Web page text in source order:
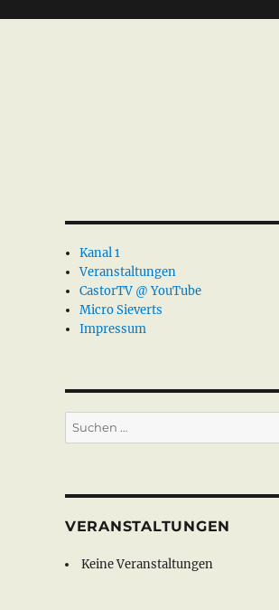
Kanal 1
Veranstaltungen
CastorTV @ YouTube
Micro Sieverts
Impressum
Suche
nach:
VERANSTALTUNGEN
Keine Veranstaltungen